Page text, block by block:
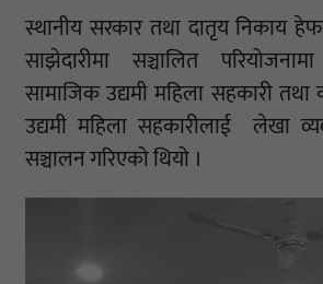
स्थानीय सरकार तथा दातृय निकाय
साझेदारीमा सञ्चालित
सामाजिक उद्यमी महिला सहकारी
उद्यमी महिला सहकारीलाई लेखा
सञ्चालन गरिएको थियो ।